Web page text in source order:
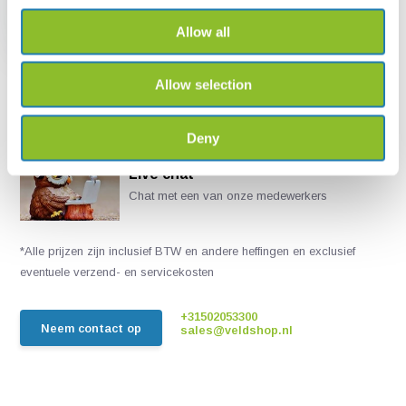
Allow all
Allow selection
Deny
Hebrides
Live chat
Chat met een van onze medewerkers
*Alle prijzen zijn inclusief BTW en andere heffingen en exclusief
eventuele verzend- en servicekosten
Neem contact op
+31502053300
sales@veldshop.nl